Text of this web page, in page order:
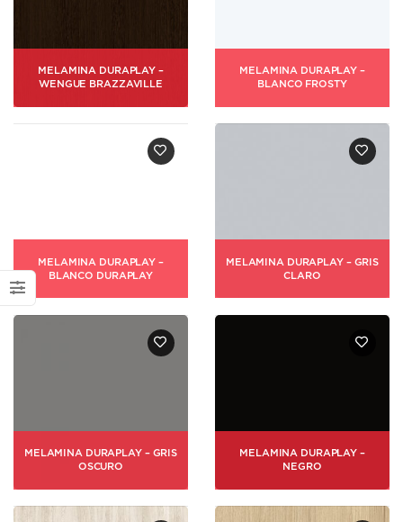
MELAMINA DURAPLAY –
WENGUE BRAZZAVILLE
MELAMINA DURAPLAY –
BLANCO FROSTY
MELAMINA DURAPLAY –
BLANCO DURAPLAY
MELAMINA DURAPLAY – GRIS
CLARO
MELAMINA DURAPLAY – GRIS
OSCURO
MELAMINA DURAPLAY –
NEGRO